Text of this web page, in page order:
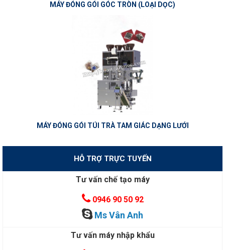
MÁY ĐÓNG GÓI GÓC TRÒN (LOẠI DỌC)
MÁY ĐÓNG GÓI TÚI TRÀ TAM GIÁC DẠNG LƯỚI
HỖ TRỢ TRỰC TUYẾN
Tư vấn chế tạo máy
0946 90 50 92
Ms Vân Anh
Tư vấn máy nhập khẩu